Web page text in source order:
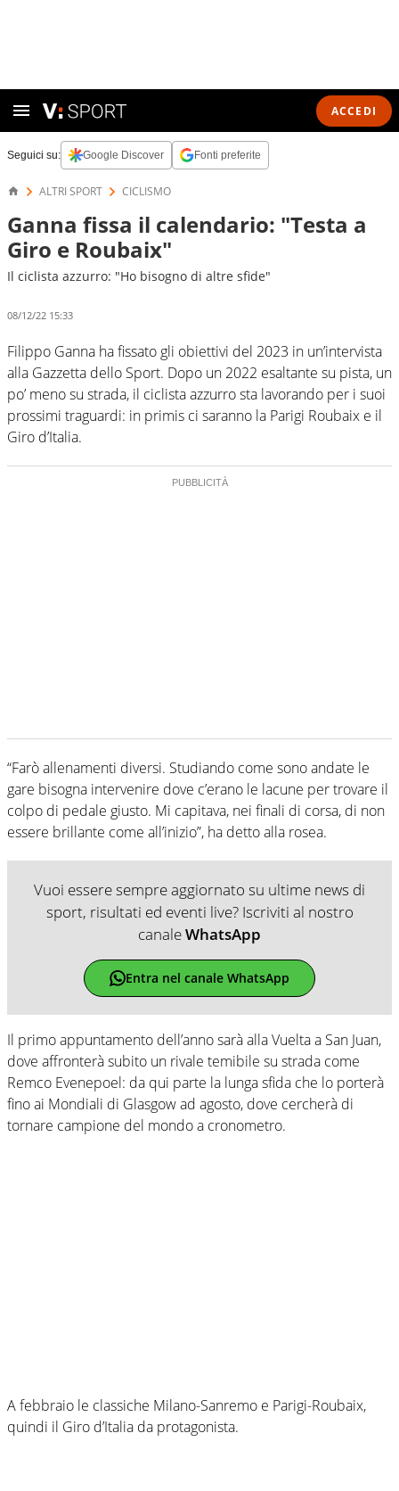
ACCEDI
Seguici su: Google Discover Fonti preferite
ALTRI SPORT CICLISMO
Ganna fissa il calendario: "Testa a
Giro e Roubaix"
Il ciclista azzurro: "Ho bisogno di altre sfide"
08/12/22 15:33
Filippo Ganna ha fissato gli obiettivi del 2023 in un’intervista
alla Gazzetta dello Sport. Dopo un 2022 esaltante su pista, un
po’ meno su strada, il ciclista azzurro sta lavorando per i suoi
prossimi traguardi: in primis ci saranno la Parigi Roubaix e il
Giro d’Italia.
“Farò allenamenti diversi. Studiando come sono andate le
gare bisogna intervenire dove c’erano le lacune per trovare il
colpo di pedale giusto. Mi capitava, nei finali di corsa, di non
essere brillante come all’inizio”, ha detto alla rosea.
Vuoi essere sempre aggiornato su ultime news di
sport, risultati ed eventi live? Iscriviti al nostro
canaleWhatsApp
Entra nel canale WhatsApp
Il primo appuntamento dell’anno sarà alla Vuelta a San Juan,
dove affronterà subito un rivale temibile su strada come
Remco Evenepoel: da qui parte la lunga sfida che lo porterà
fino ai Mondiali di Glasgow ad agosto, dove cercherà di
tornare campione del mondo a cronometro.
A febbraio le classiche Milano-Sanremo e Parigi-Roubaix,
quindi il Giro d’Italia da protagonista.